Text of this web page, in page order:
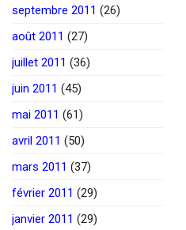
septembre 2011 (26)
août 2011 (27)
juillet 2011 (36)
juin 2011 (45)
mai 2011 (61)
avril 2011 (50)
mars 2011 (37)
février 2011 (29)
janvier 2011 (29)